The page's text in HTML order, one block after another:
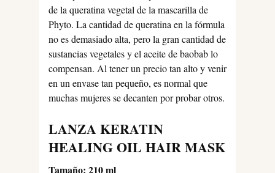
de la queratina vegetal de la mascarilla de
Phyto. La cantidad de queratina en la fórmula
no es demasiado alta, pero la gran cantidad de
sustancias vegetales y el aceite de baobab lo
compensan. Al tener un precio tan alto y venir
en un envase tan pequeño, es normal que
muchas mujeres se decanten por probar otros.
LANZA KERATIN
HEALING OIL HAIR MASK
Tamaño: 210 ml